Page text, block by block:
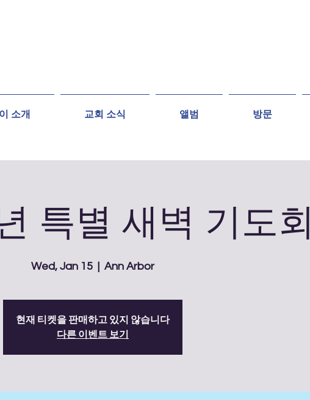
소개 교회 소식 앨범 방문
특별 새벽 기도회
Wed, Jan 15 Ann Arbor
현재 티켓을 판매하고 있지 않습니다
다른 이벤트 보기